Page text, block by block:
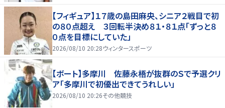
【フィギュア】１７歳の島田麻央、シニア２戦目で初
の８０点超え ３回転半決め８１・８１点「ずっと８
０点を目標にしていた」
2026/08/10 20:28ウィンタースポーツ
【ボート】多摩川 佐藤永梧が抜群のＳで予選クリ
ア「多摩川で初優出できてうれしい」
2026/08/10 20:26その他競技